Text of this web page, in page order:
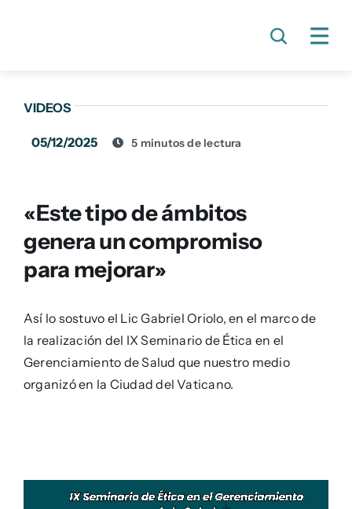
VIDEOS
05/12/2025 5 minutos de lectura
«Este tipo de ámbitos
genera un compromiso
para mejorar»
Así lo sostuvo el Lic Gabriel Oriolo, en el marco de
la realización del IX Seminario de Ética en el
Gerenciamiento de Salud que nuestro medio
organizó en la Ciudad del Vaticano.